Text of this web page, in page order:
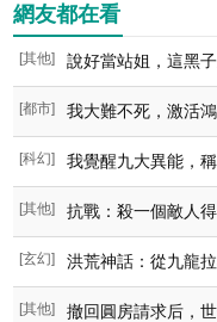
網友都在看
[其他] 說好當站姐，這黑
[都市] 我大難不死，激活
[科幻] 我覺醒九大異能，稱
[其他] 抗戰：殺一個敵人
[玄幻] 洪荒神話：從九龍
[其他] 撤回圓房請求后，